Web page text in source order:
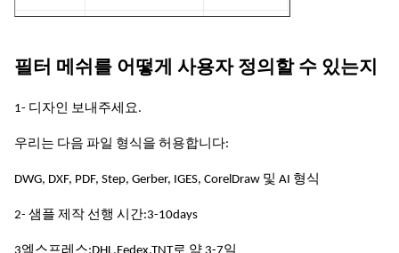
니켈 합
00.01mm∙ 1.5mm
1500mm
구리 합
00.01mm∙1.5mm
600mm x
알루미
00.01mm ∙ 1.5mm
필터 메쉬를 어떻게 사용자 정의할 수 있는지
1- 디자인 보내주세요.
우리는 다음 파일 형식을 허용합니다:
DWG, DXF, PDF, Step, Gerber, IGES, CorelDraw 및 AI 형식
2- 샘플 제작 선행 시간:3-10days